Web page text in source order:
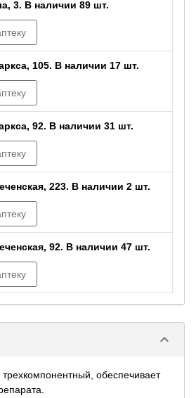
3. В наличии 89 шт.
105. В наличии 17 шт.
92. В наличии 31 шт.
223. В наличии 2 шт.
92. В наличии 47 шт.
keyboard_arrow_down
обеспечивает